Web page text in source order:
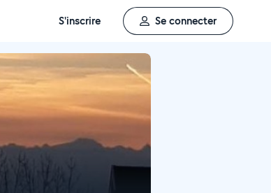
S'inscrire Se connecter